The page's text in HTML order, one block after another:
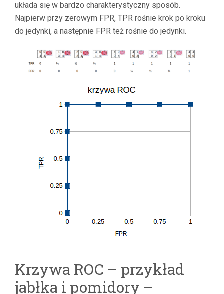
układa się w bardzo charakterystyczny sposób.
Najpierw przy zerowym FPR, TPR rośnie krok po kroku
do jedynki, a następnie FPR też rośnie do jedynki.
Krzywa ROC – przykład
jabłka i pomidory –